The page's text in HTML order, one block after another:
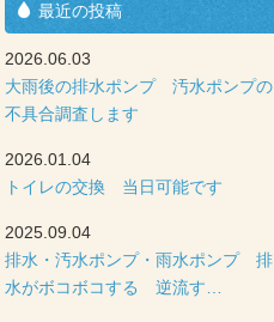
最近の投稿
2026.06.03
大雨後の排水ポンプ 汚水ポンプの
不具合調査します
2026.01.04
トイレの交換 当日可能です
2025.09.04
排水・汚水ポンプ・雨水ポンプ 排
水がボコボコする 逆流す…